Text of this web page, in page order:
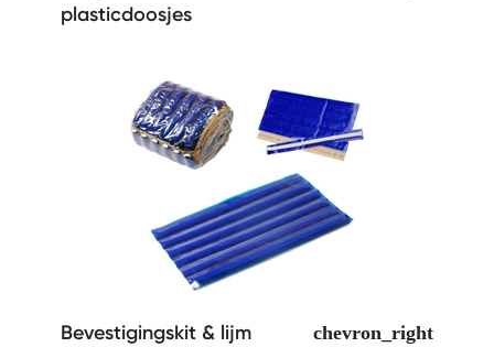
plasticdoosjes
Bevestigingskit & lijm